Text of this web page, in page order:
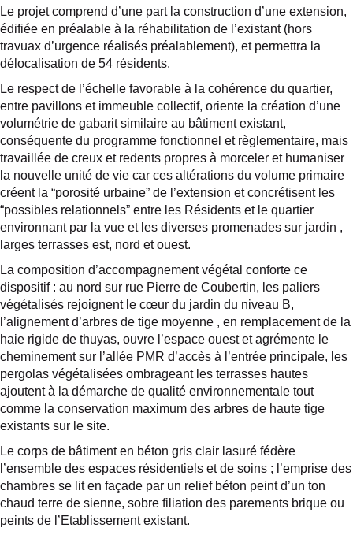
Le projet comprend d’une part la construction d’une extension,
édifiée en préalable à la réhabilitation de l’existant (hors
travuax d’urgence réalisés préalablement), et permettra la
délocalisation de 54 résidents.
Le respect de l’échelle favorable à la cohérence du quartier,
entre pavillons et immeuble collectif, oriente la création d’une
volumétrie de gabarit similaire au bâtiment existant,
conséquente du programme fonctionnel et règlementaire, mais
travaillée de creux et redents propres à morceler et humaniser
la nouvelle unité de vie car ces altérations du volume primaire
créent la “porosité urbaine” de l’extension et concrétisent les
“possibles relationnels” entre les Résidents et le quartier
environnant par la vue et les diverses promenades sur jardin ,
larges terrasses est, nord et ouest.
La composition d’accompagnement végétal conforte ce
dispositif : au nord sur rue Pierre de Coubertin, les paliers
végétalisés rejoignent le cœur du jardin du niveau B,
l’alignement d’arbres de tige moyenne , en remplacement de la
haie rigide de thuyas, ouvre l’espace ouest et agrémente le
cheminement sur l’allée PMR d’accès à l’entrée principale, les
pergolas végétalisées ombrageant les terrasses hautes
ajoutent à la démarche de qualité environnementale tout
comme la conservation maximum des arbres de haute tige
existants sur le site.
Le corps de bâtiment en béton gris clair lasuré fédère
l’ensemble des espaces résidentiels et de soins ; l’emprise des
chambres se lit en façade par un relief béton peint d’un ton
chaud terre de sienne, sobre filiation des parements brique ou
peints de l’Etablissement existant.